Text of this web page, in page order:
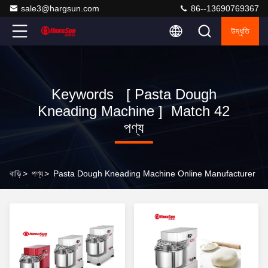
sale3@hargsun.com 86--13690769367
উদ্ধৃতি
Keywords [ Pasta Dough
Kneading Machine ] Match 42
পণ্য
বাড়ি> পণ্য> Pasta Dough Kneading Machine Online Manufacturer